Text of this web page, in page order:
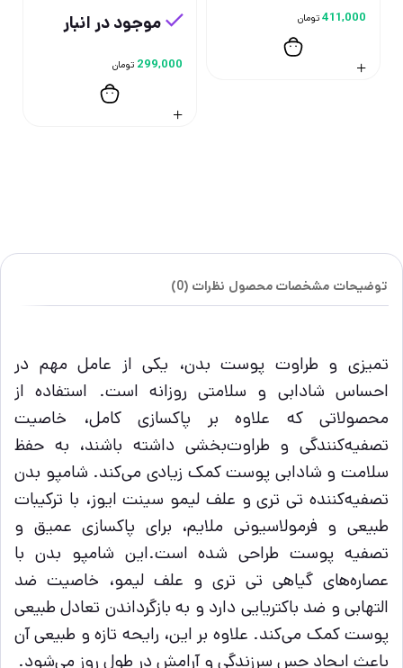
411,000تومان موجود در انبار
299,000 تومان
توضیحات مشخصات محصول نظرات (0)
تمیزی و طراوت پوست بدن، یکی از عامل مهم در
احساس شادابی و سلامتی روزانه است. استفاده از
محصولاتی که علاوه بر پاکسازی کامل، خاصیت
تصفیه‌کنندگی و طراوت‌بخشی داشته باشند، به حفظ
سلامت و شادابی پوست کمک زیادی می‌کند. شامپو بدن
تصفیه‌کننده تی تری و علف لیمو سینت ایوز، با ترکیبات
طبیعی و فرمولاسیونی ملایم، برای پاکسازی عمیق و
تصفیه پوست طراحی شده است.این شامپو بدن با
عصاره‌های گیاهی تی تری و علف لیمو، خاصیت ضد
التهابی و ضد باکتریایی دارد و به بازگرداندن تعادل طبیعی
پوست کمک می‌کند. علاوه بر این، رایحه تازه و طبیعی آن
باعث ایجاد حس سرزندگی و آرامش در طول روز می‌شود.